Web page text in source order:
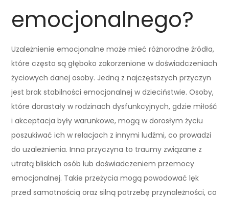
emocjonalnego?
Uzależnienie emocjonalne może mieć różnorodne źródła,
które często są głęboko zakorzenione w doświadczeniach
życiowych danej osoby. Jedną z najczęstszych przyczyn
jest brak stabilności emocjonalnej w dzieciństwie. Osoby,
które dorastały w rodzinach dysfunkcyjnych, gdzie miłość
i akceptacja były warunkowe, mogą w dorosłym życiu
poszukiwać ich w relacjach z innymi ludźmi, co prowadzi
do uzależnienia. Inna przyczyna to traumy związane z
utratą bliskich osób lub doświadczeniem przemocy
emocjonalnej. Takie przeżycia mogą powodować lęk
przed samotnością oraz silną potrzebę przynależności, co